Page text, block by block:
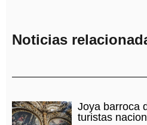
Noticias
Joya barroca
turistas